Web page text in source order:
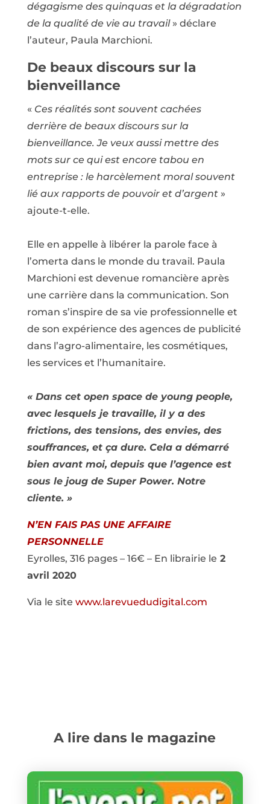
dégagisme des quinquas et la dégradation
de la qualité de vie au travail» déclare
l’auteur, Paula Marchioni.
De beaux discours sur la
bienveillance
« Ces réalités sont souvent cachées
derrière de beaux discours sur la
bienveillance. Je veux aussi mettre des
mots sur ce qui est encore tabou en
entreprise : le harcèlement moral souvent
lié aux rapports de pouvoir et d’argent»
ajoute-t-elle.
Elle en appelle à libérer la parole face à
l’omerta dans le monde du travail. Paula
Marchioni est devenue romancière après
une carrière dans la communication. Son
roman s’inspire de sa vie professionnelle et
de son expérience des agences de publicité
dans l’agro-alimentaire, les cosmétiques,
les services et l’humanitaire.
« Dans cet open space de young people,
avec lesquels je travaille, il y a des
frictions, des tensions, des envies, des
souffrances, et ça dure. Cela a démarré
bien avant moi, depuis que l’agence est
sous le joug de Super Power. Notre
cliente. »
N’EN FAIS PAS UNE AFFAIRE
PERSONNELLE
Eyrolles, 316 pages – 16€ – En librairie le 2
avril 2020
Via le site www.larevuedudigital.com
A lire dans le magazine